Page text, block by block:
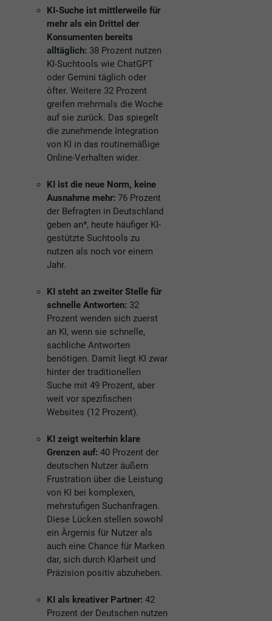
KI-Suche ist mittlerweile für
mehr als ein Drittel der
Konsumenten bereits
alltäglich: 38 Prozent nutzen
KI-Suchtools wie ChatGPT
oder Gemini täglich oder
öfter. Weitere 32 Prozent
greifen mehrmals die Woche
auf sie zurück. Das spiegelt
die zunehmende Integration
von KI in das routinemäßige
Online-Verhalten wider.
KI ist die neue Norm, keine
Ausnahme mehr: 76 Prozent
der Befragten in Deutschland
geben an*, heute häufiger KI-
gestützte Suchtools zu
nutzen als noch vor einem
Jahr.
KI steht an zweiter Stelle für
schnelle Antworten: 32
Prozent wenden sich zuerst
an KI, wenn sie schnelle,
sachliche Antworten
benötigen. Damit liegt KI zwar
hinter der traditionellen
Suche mit 49 Prozent, aber
weit vor spezifischen
Websites (12 Prozent).
KI zeigt weiterhin klare
Grenzen auf: 40 Prozent der
deutschen Nutzer äußern
Frustration über die Leistung
von KI bei komplexen,
mehrstufigen Suchanfragen.
Diese Lücken stellen sowohl
ein Ärgernis für Nutzer als
auch eine Chance für Marken
dar, sich durch Klarheit und
Präzision positiv abzuheben.
KI als kreativer Partner: 42
Prozent der Deutschen nutzen